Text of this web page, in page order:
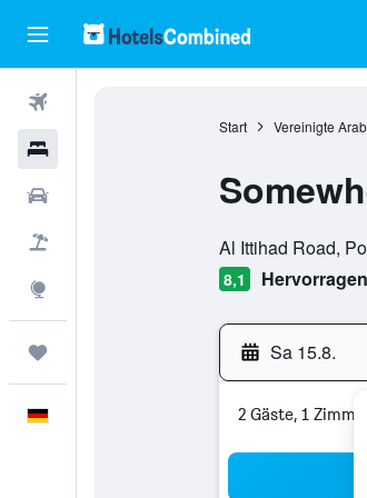
Start Vereinigte
Al Ittihad Road,
8,1
Sa 15.8.
2 Gäste, 1 Zimmer